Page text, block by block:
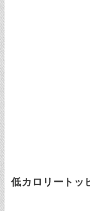
低カロリートッ